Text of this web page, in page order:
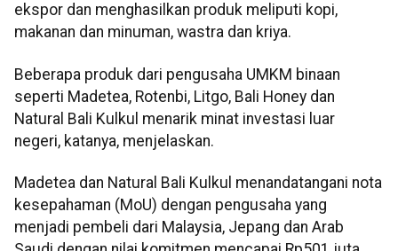
ekspor dan menghasilkan produk meliputi kopi,
makanan dan minuman, wastra dan kriya.
Beberapa produk dari pengusaha UMKM binaan
seperti Madetea, Rotenbi, Litgo, Bali Honey dan
Natural Bali Kulkul menarik minat investasi luar
negeri, katanya, menjelaskan.
Madetea dan Natural Bali Kulkul menandatangani nota
kesepahaman (MoU) dengan pengusaha yang
menjadi pembeli dari Malaysia, Jepang dan Arab